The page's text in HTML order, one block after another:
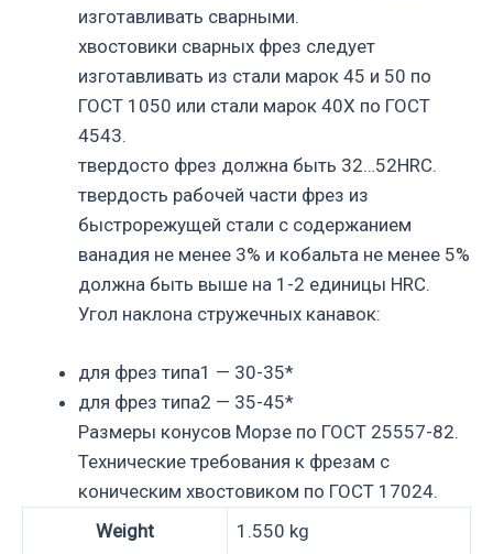
изготавливать сварными.
хвостовики сварных фрез следует
изготавливать из стали марок 45 и 50 по
ГОСТ 1050 или стали марок 40Х по ГОСТ
4543.
твердосто фрез должна быть 32…52HRC.
твердость рабочей части фрез из
быстрорежущей стали с содержанием
ванадия не менее 3% и кобальта не менее 5%
должна быть выше на 1-2 единицы HRC.
Угол наклона стружечных канавок:
для фрез типа1 — 30-35*
для фрез типа2 — 35-45*
Размеры конусов Морзе по ГОСТ 25557-82.
Технические требования к фрезам с
коническим хвостовиком по ГОСТ 17024.
Weight
1.550 kg